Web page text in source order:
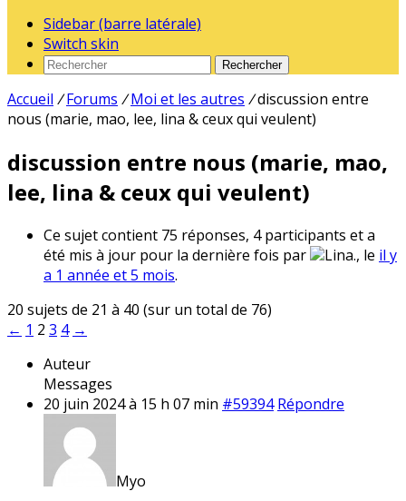
Sidebar (barre latérale)
Switch skin
Rechercher
Accueil / Forums / Moi et les autres /discussion entre
nous (marie, mao, lee, lina & ceux qui veulent)
discussion entre nous (marie, mao,
lee, lina & ceux qui veulent)
Ce sujet contient 75 réponses, 4 participants et a
été mis à jour pour la dernière fois par
Lina., le il y
a 1 année et 5 mois.
20 sujets de 21 à 40 (sur un total de 76)
← 1 2 3 4 →
Auteur
Messages
20 juin 2024 à 15 h 07 min #59394 Répondre
Myo